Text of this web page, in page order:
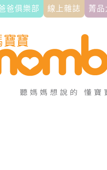
爸俱樂部 線上雜誌 菁品